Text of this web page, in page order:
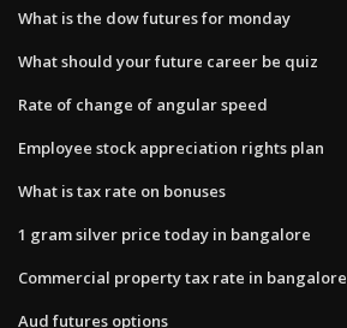
What is the dow futures for monday
What should your future career be quiz
Rate of change of angular speed
Employee stock appreciation rights plan
What is tax rate on bonuses
1 gram silver price today in bangalore
Commercial property tax rate in bangalore
Aud futures options